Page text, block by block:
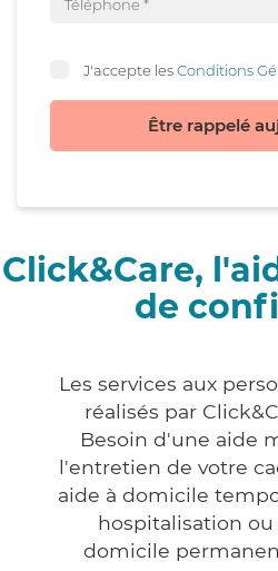
J'accepte lesConditions
Être rappelé
Click&Care,
de
Les services aux
réalisés par
Besoin d'une aide
l'entretien de votre
aide à domicile
hospitalisation
domicile